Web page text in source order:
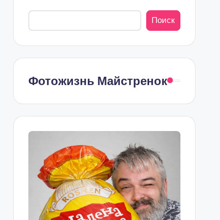
Поиск
Фотожизнь Майстренок